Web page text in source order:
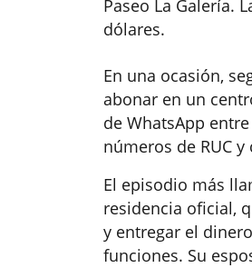
Paseo La Galería.
dólares.
En una ocasión,
abonar en un
de WhatsApp
números de RUC
El episodio más
residencia oficial,
y entregar el
funciones. Su